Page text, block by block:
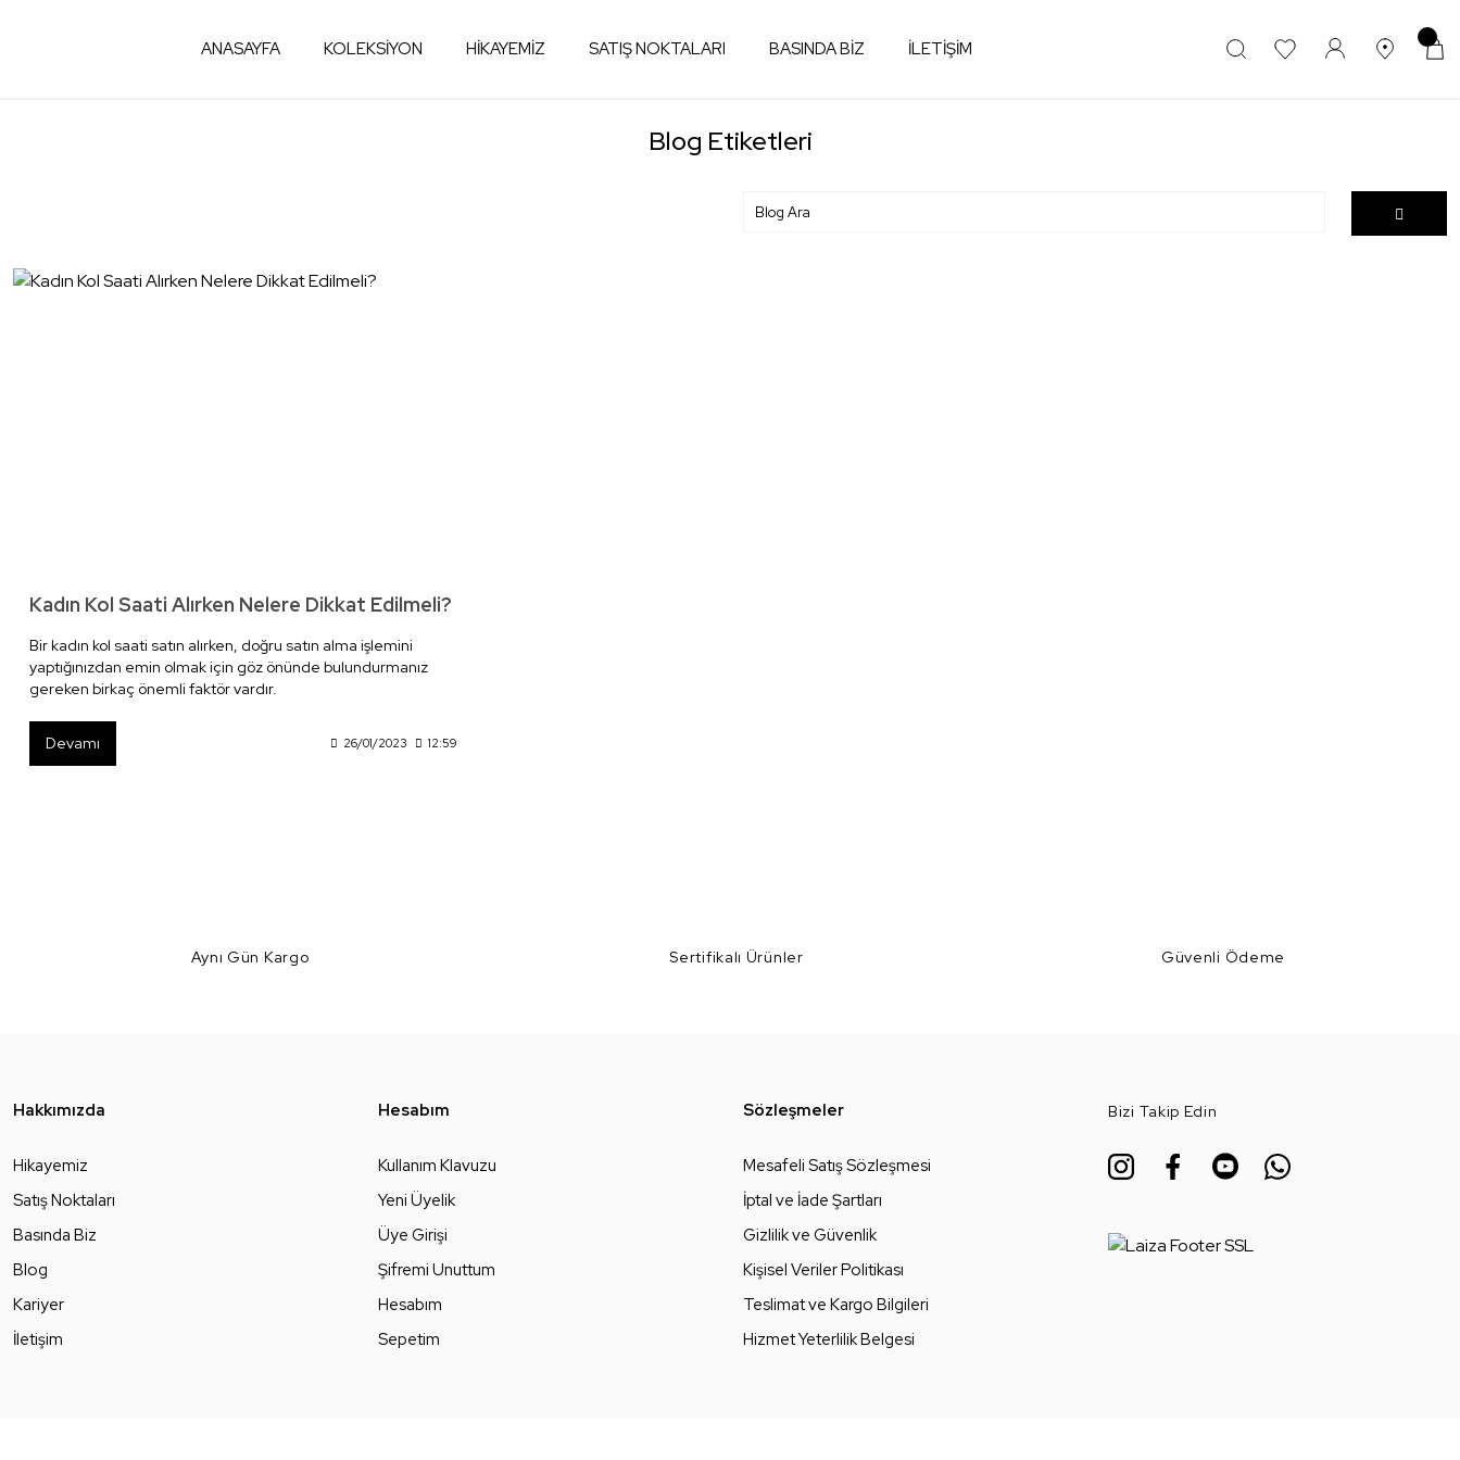
ANASAYFA KOLEKSİYON HİKAYEMİZ SATIŞ NOKTALARI BASINDA BİZ İLETİŞİM
Blog Etiketleri
Kadın Kol Saati Alırken Nelere Dikkat Edilmeli?
Bir kadın kol saati satın alırken, doğru satın alma işlemini
yaptığınızdan emin olmak için göz önünde bulundurmanız
gereken birkaç önemli faktör vardır.
Devamı 26/01/2023 12:59
Aynı Gün Kargo Sertifikalı Ürünler Güvenli Ödeme
Hakkımızda
Hikayemiz
Satış Noktaları
Basında Biz
Blog
Kariyer
İletişim
Hesabım
Kullanım Klavuzu
Yeni Üyelik
Üye Girişi
Şifremi Unuttum
Hesabım
Sepetim
Sözleşmeler
Mesafeli Satış Sözleşmesi
İptal ve İade Şartları
Gizlilik ve Güvenlik
Kişisel Veriler Politikası
Teslimat ve Kargo Bilgileri
Hizmet Yeterlilik Belgesi
Bizi Takip Edin